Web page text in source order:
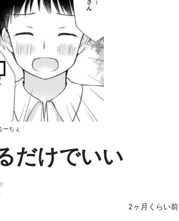
ーちぇ
だけでいい
2ヶ月くらい前